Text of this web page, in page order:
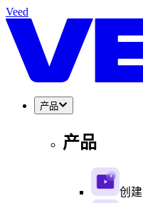
Veed
产品
产品
创建